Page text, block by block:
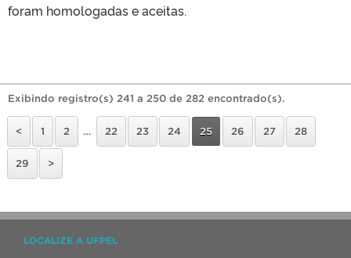
foram homologadas e aceitas.
Exibindo registro(s) 241 a 250 de 282 encontrado(s).
< 1 2 … 22 23 24 25 26 27 28
29 >
LOCALIZE A UFPEL